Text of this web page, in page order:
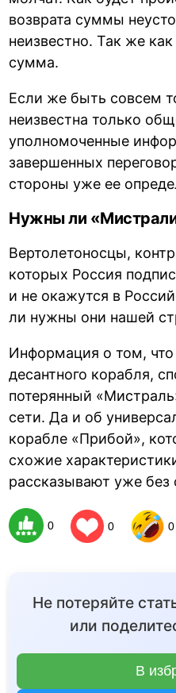
возврата суммы
неизвестно. Так же
сумма.
Если же быть совсем
неизвестна только
уполномоченные
завершенных
стороны уже ее
Нужны ли
Вертолетоносцы,
которых Россия
и не окажутся в
ли нужны они нашей
Информация о том,
десантного корабля,
потерянный
сети. Да и об
корабле «Прибой»,
схожие
рассказывают уже без
0 0 0
Не потеряйте
или
В